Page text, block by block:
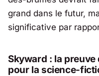
grand dans le futur,
significative par
Skyward : la preuve
pour la science-